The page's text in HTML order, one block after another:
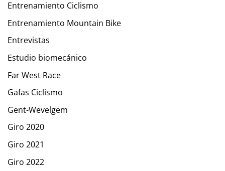
Entrenamiento Ciclismo
Entrenamiento Mountain Bike
Entrevistas
Estudio biomecánico
Far West Race
Gafas Ciclismo
Gent-Wevelgem
Giro 2020
Giro 2021
Giro 2022